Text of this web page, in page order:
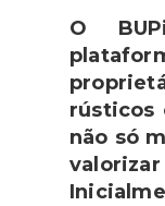
O
rústicos
não só